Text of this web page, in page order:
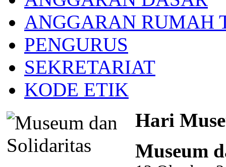
ANGGARAN RUMAH
PENGURUS
SEKRETARIAT
KODE ETIK
Hari
Museum